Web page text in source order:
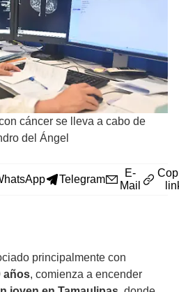
cáncer se lleva a cabo de
del Ángel
Telegram
E-
Mail
principalmente con
años, comienza a encender